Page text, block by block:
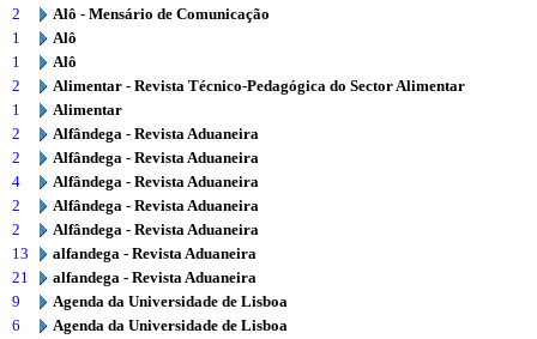
2
Alô - Mensário de Comunicação
1
Alô
1
Alô
2
Alimentar - Revista Técnico-Pedagógica do Sector Alimentar
1
Alimentar
2
Alfândega - Revista Aduaneira
2
Alfândega - Revista Aduaneira
4
Alfândega - Revista Aduaneira
2
Alfândega - Revista Aduaneira
2
Alfândega - Revista Aduaneira
13
alfandega - Revista Aduaneira
21
alfandega - Revista Aduaneira
9
Agenda da Universidade de Lisboa
6
Agenda da Universidade de Lisboa